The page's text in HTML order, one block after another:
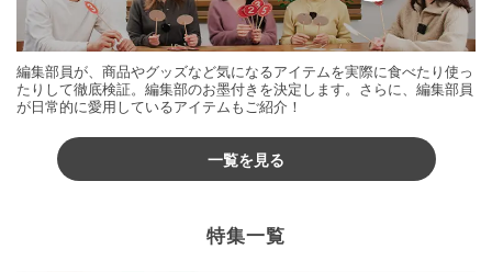
編集部員が、商品やグッズなど気になるアイテムを実際に食べたり使っ
たりして徹底検証。編集部のお墨付きを決定します。さらに、編集部員
が日常的に愛用しているアイテムもご紹介！
一覧を見る
特集一覧